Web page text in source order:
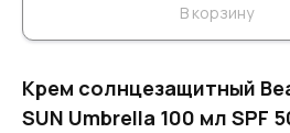
В корзину
Крем солнцезащитный
SUN Umbrella 100 мл SPF